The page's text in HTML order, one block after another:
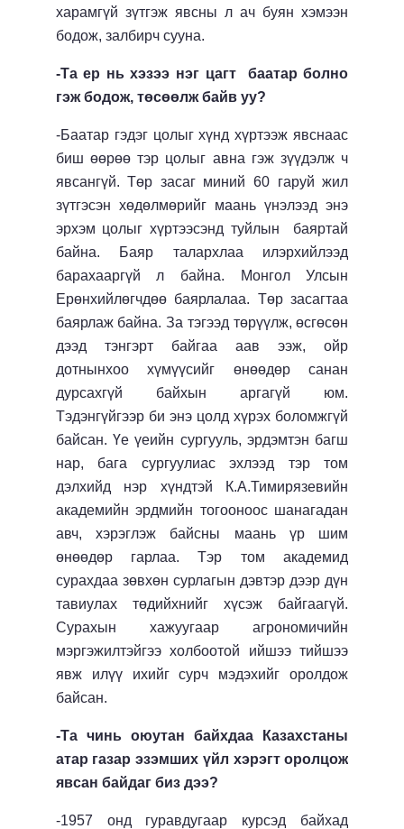
харамгүй зүтгэж явсны л ач буян хэмээн
бодож, залбирч сууна.
-Та ер нь хэзээ нэг цагт баатар болно
гэж бодож, төсөөлж байв уу?
-Баатар гэдэг цолыг хүнд хүртээж явснаас
биш өөрөө тэр цолыг авна гэж зүүдэлж ч
явсангүй. Төр засаг миний 60 гаруй жил
зүтгэсэн хөдөлмөрийг маань үнэлээд энэ
эрхэм цолыг хүртээсэнд туйлын баяртай
байна. Баяр талархлаа илэрхийлээд
барахааргүй л байна. Монгол Улсын
Ерөнхийлөгчдөө баярлалаа. Төр засагтаа
баярлаж байна. За тэгээд төрүүлж, өсгөсөн
дээд тэнгэрт байгаа аав ээж, ойр
дотнынхоо хүмүүсийг өнөөдөр санан
дурсахгүй байхын аргагүй юм.
Тэдэнгүйгээр би энэ цолд хүрэх боломжгүй
байсан. Үе үеийн сургууль, эрдэмтэн багш
нар, бага сургуулиас эхлээд тэр том
дэлхийд нэр хүндтэй К.А.Тимирязевийн
академийн эрдмийн тогооноос шанагадан
авч, хэрэглэж байсны маань үр шим
өнөөдөр гарлаа. Тэр том академид
сурахдаа зөвхөн сурлагын дэвтэр дээр дүн
тавиулах төдийхнийг хүсэж байгаагүй.
Сурахын хажуугаар агрономичийн
мэргэжилтэйгээ холбоотой ийшээ тийшээ
явж илүү ихийг сурч мэдэхийг оролдож
байсан.
-Та чинь оюутан байхдаа Казахстаны
атар газар эзэмших үйл хэрэгт оролцож
явсан байдаг биз дээ?
-1957 онд гуравдугаар курсэд байхад